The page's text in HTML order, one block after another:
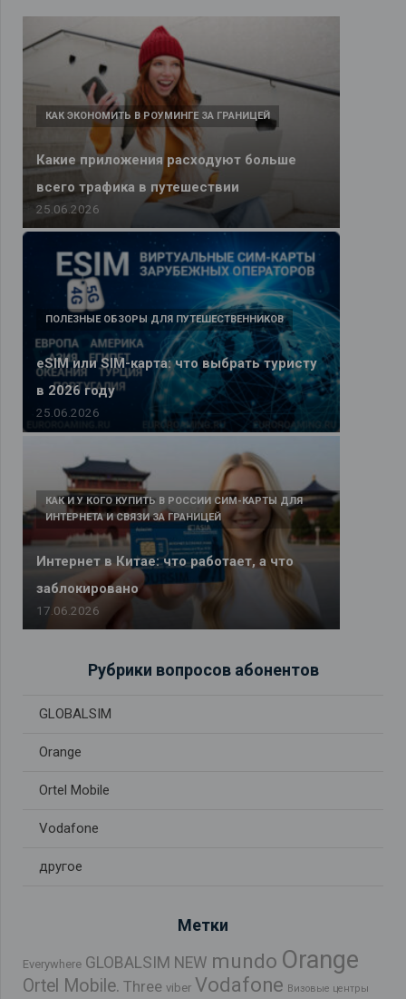
Какие приложения расходуют больше
всего трафика в путешествии
КАК ЭКОНОМИТЬ В РОУМИНГЕ ЗА ГРАНИЦЕЙ
25.06.2026
eSIM или SIM-карта: что выбрать туристу
в 2026 году
ПОЛЕЗНЫЕ ОБЗОРЫ ДЛЯ ПУТЕШЕСТВЕННИКОВ
25.06.2026
Интернет в Китае: что работает, а что
заблокировано
КАК И У КОГО КУПИТЬ В РОССИИ СИМ-КАРТЫ ДЛЯ
ИНТЕРНЕТА И СВЯЗИ ЗА ГРАНИЦЕЙ
17.06.2026
Рубрики вопросов абонентов
GLOBALSIM
Orange
Ortel Mobile
Vodafone
другое
Метки
Everywhere GLOBALSIM NEW mundo Orange
Ortel Mobile. Three viber Vodafone Визовые центры